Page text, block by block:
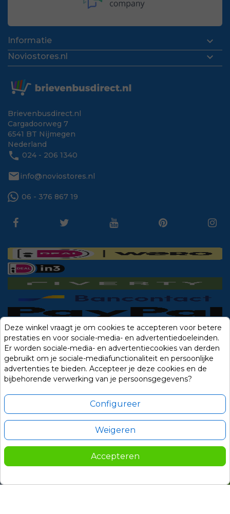
Informatie 
Noviostores.nl 
Brievenbusdirect.nl
Cargadoorweg 7
6541 BT Nijmegen
Nederland
phone 024 - 206 1340
mail info@noviostores.nl
06 - 376 867 19
Deze winkel vraagt je om cookies te accepteren voor betere
prestaties en voor sociale-media- en advertentiedoeleinden.
Er worden sociale-media- en advertentiecookies van derden
gebruikt om je sociale-mediafunctionaliteit en persoonlijke
advertenties te bieden. Accepteer je deze cookies en de
bijbehorende verwerking van je persoonsgegevens?
Configureer
Weigeren
Accepteren